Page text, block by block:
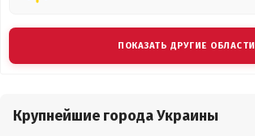
ПОКАЗАТЬ ДРУГИЕ ОБЛАСТИ
Крупнейшие города Украины